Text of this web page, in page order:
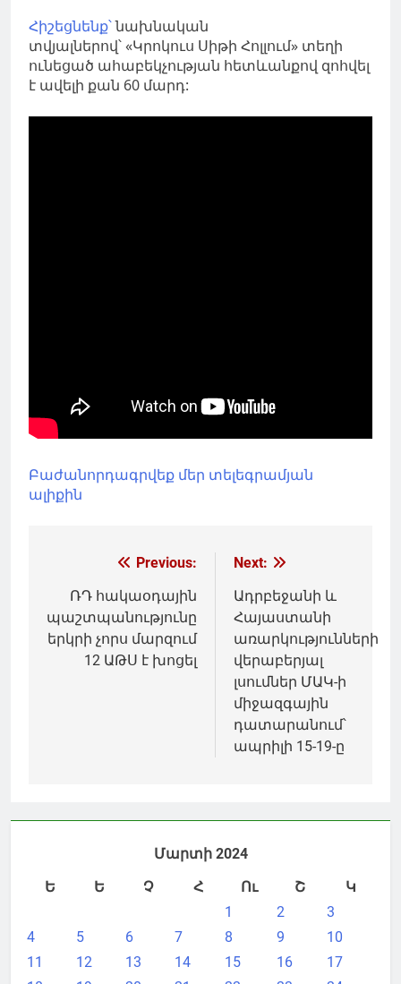
Հիշեցնենք՝նախնական
տվյալներով՝ «Կրոկուս Սիթի Հոլլում» տեղի
ունեցած ահաբեկչության հետևանքով զոհվել
է ավելի քան 60 մարդ:
Բաժանորդագրվեք մեր տելեգրամյան
ալիքին
Գրառումների
նավարկումը
Previous:
ՌԴ հակաօդային
պաշտպանությունը
երկրի չորս մարզում
12 ԱԹՍ է խոցել
Next:
Ադրբեջանի և
Հայաստանի
առարկությունների
վերաբերյալ
լսումներ ՄԱԿ-ի
միջազգային
դատարանում՝
ապրիլի 15-19-ը
Մարտի 2024
Ե
Ե Չ Հ Ու Շ
Կ
1
2
3
4
5 6 7 8 9
10
11
12 13 14 15 16
17